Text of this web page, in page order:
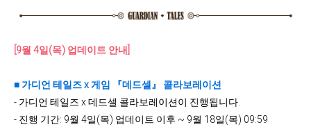
[9월 4일(목) 업데이트 안내]
■가디언 테일즈 x 게임 『데드셀』 콜라보레이션
- 가디언 테일즈 x 데드셀 콜라보레이션이 진행됩니다.
- 진행 기간: 9월 4일(목) 업데이트 이후 ~ 9월 18일(목) 09:59